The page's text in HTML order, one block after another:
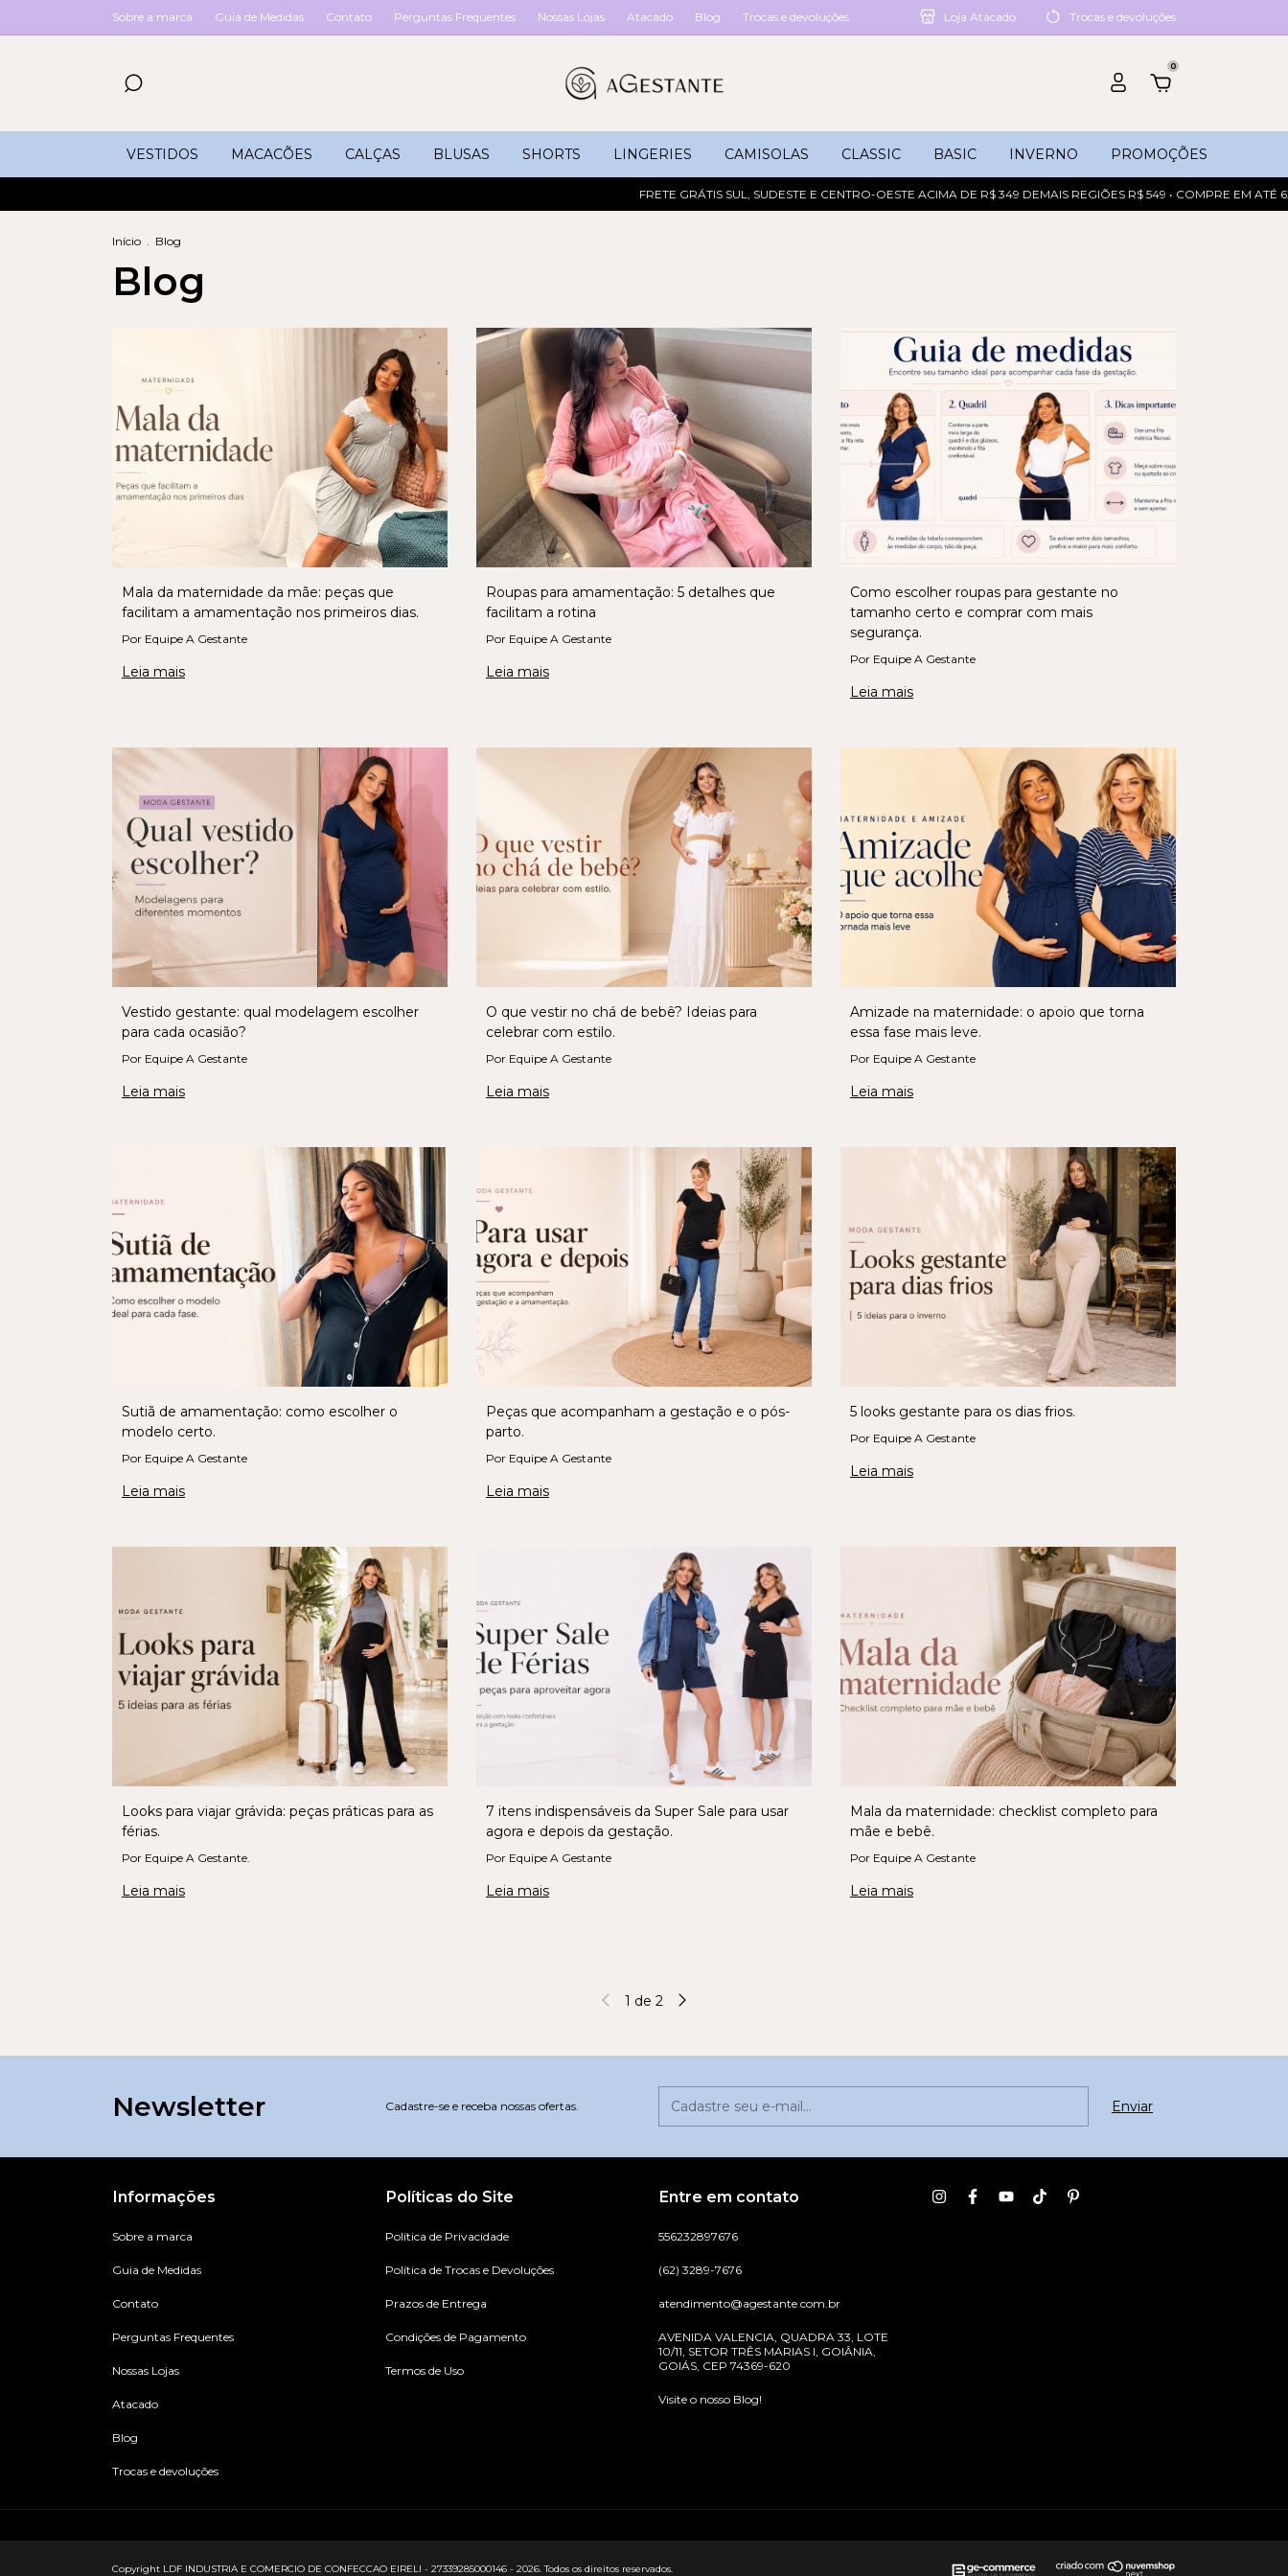
Sobre a marca Guia de Medidas Contato Perguntas Frequentes Nossas Lojas Atacado Blog Trocas e devoluções Loja Atacado Trocas e devoluções
0
VESTIDOS MACACÕES CALÇAS BLUSAS SHORTS LINGERIES CAMISOLAS CLASSIC BASIC INVERNO PROMOÇÕES
FRETE GRÁTIS SUL, SUDESTE E CENTRO-OESTE ACIMA DE R$ 349 DEMAIS REGIÕES R$ 549 • COMPRE EM ATÉ 6X
Início Blog
Blog
Mala da maternidade da mãe: peças que
facilitam a amamentação nos primeiros dias.
Por Equipe A Gestante
Leia mais
Roupas para amamentação: 5 detalhes que
facilitam a rotina
Por Equipe A Gestante
Leia mais
Como escolher roupas para gestante no
tamanho certo e comprar com mais
segurança.
Por Equipe A Gestante
Leia mais
Vestido gestante: qual modelagem escolher
para cada ocasião?
Por Equipe A Gestante
Leia mais
O que vestir no chá de bebê? Ideias para
celebrar com estilo.
Por Equipe A Gestante
Leia mais
Amizade na maternidade: o apoio que torna
essa fase mais leve.
Por Equipe A Gestante
Leia mais
Sutiã de amamentação: como escolher o
modelo certo.
Por Equipe A Gestante
Leia mais
Peças que acompanham a gestação e o pós-
parto.
Por Equipe A Gestante
Leia mais
5 looks gestante para os dias frios.
Por Equipe A Gestante
Leia mais
Looks para viajar grávida: peças práticas para as
férias.
Por Equipe A Gestante.
Leia mais
7 itens indispensáveis da Super Sale para usar
agora e depois da gestação.
Por Equipe A Gestante
Leia mais
Mala da maternidade: checklist completo para
mãe e bebê.
Por Equipe A Gestante
Leia mais
1 de 2
Newsletter Cadastre-se e receba nossas ofertas.
Informações
Sobre a marca
Guia de Medidas
Contato
Perguntas Frequentes
Nossas Lojas
Atacado
Blog
Trocas e devoluções
Políticas do Site
Política de Privacidade
Política de Trocas e Devoluções
Prazos de Entrega
Condições de Pagamento
Termos de Uso
Entre em contato
556232897676
(62) 3289-7676
atendimento@agestante.com.br
AVENIDA VALENCIA, QUADRA 33, LOTE
10/11, SETOR TRÊS MARIAS I, GOIÂNIA,
GOIÁS, CEP 74369-620
Visite o nosso Blog!
Copyright LDF INDUSTRIA E COMERCIO DE CONFECCAO EIRELI - 27339285000146 - 2026. Todos os direitos reservados.